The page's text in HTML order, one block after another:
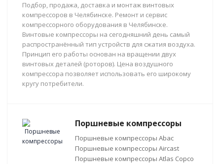
Подбор, продажа, доставка и монтаж винтовых
компрессоров в Челябинске. Ремонт и сервис
компрессорного оборудования в Челябинске.
Винтовые компрессоры на сегодняшний день самый
распространённый тип устройств для сжатия воздуха.
Принцип его работы основан на вращении двух
винтовых деталей (роторов). Цена воздушного
компрессора позволяет использовать его широкому
кругу потребители.
Поршневые компрессоры
Поршневые компрессоры Abac
Поршневые компрессоры Aircast
Поршневые компрессоры Atlas Copco